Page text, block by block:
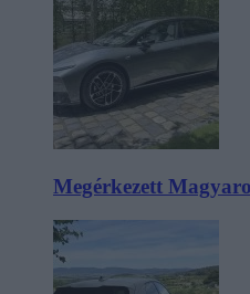
Megérkezett